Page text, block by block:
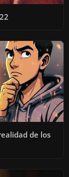
de los